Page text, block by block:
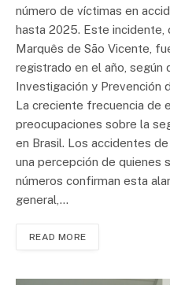
número de víctimas en
hasta 2025. Este incidente,
Marquês de São Vicente,
registrado en el año, según
Investigación y Prevención
La creciente frecuencia de
preocupaciones sobre la
en Brasil. Los accidentes
una percepción de quienes
números confirman esta
general,…
READ MORE